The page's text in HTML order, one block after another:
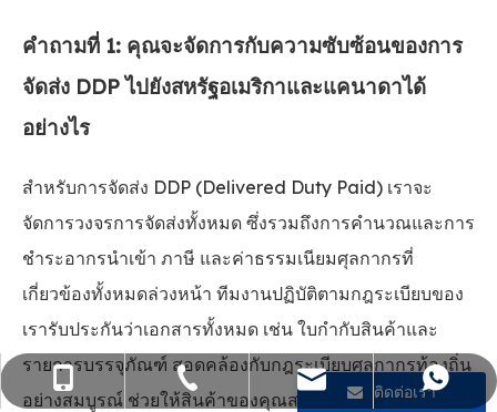
คำถามที่ 1: คุณจะจัดการกับความซับซ้อนของการ
จัดส่ง DDP ไปยังสหรัฐอเมริกาและแคนาดาได้
อย่างไร
สำหรับการจัดส่ง DDP (Delivered Duty Paid) เราจะ
จัดการวงจรการจัดส่งทั้งหมด ซึ่งรวมถึงการคำนวณและการ
ชำระอากรนำเข้า ภาษี และค่าธรรมเนียมศุลกากรที่
เกี่ยวข้องทั้งหมดล่วงหน้า ทีมงานปฏิบัติตามกฎระเบียบของ
เรารับประกันว่าเอกสารทั้งหมด เช่น ใบกำกับสินค้าและ
รายการบรรจุภัณฑ์ สอดคล้องกับกฎระเบียบศุลกากรท้องถิ่น
อย่างสมบูรณ์ ช่วยให้สินค้าของคุณสามารถผ่านแดนได้
ติดต่อเรา
+86- 15818568920
+86-755-36973380
sales@flying-trans.com
+86 13554758640